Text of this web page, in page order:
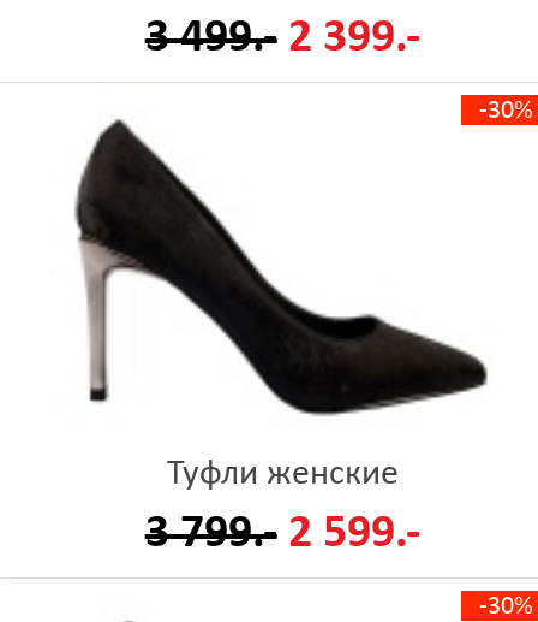
3 499.- 2 399.-
-30%
Туфли женские
3 799.- 2 599.-
-30%